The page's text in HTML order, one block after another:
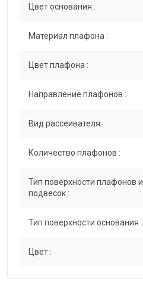
Цвет основания :
Материал плафона :
Цвет плафона :
Направление плафонов :
Вид рассеивателя :
Количество плафонов :
Тип поверхности плафонов и
подвесок :
Тип поверхности основания :
Цвет :